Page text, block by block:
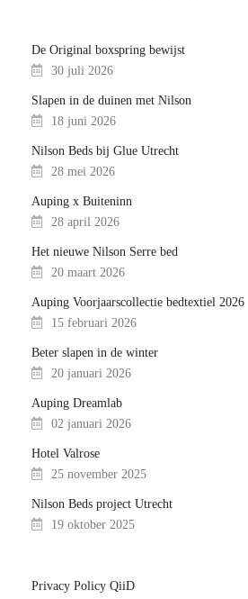
De Original boxspring bewijst
30 juli 2026
Slapen in de duinen met Nilson
18 juni 2026
Nilson Beds bij Glue Utrecht
28 mei 2026
Auping x Buiteninn
28 april 2026
Het nieuwe Nilson Serre bed
20 maart 2026
Auping Voorjaarscollectie bedtextiel 2026
15 februari 2026
Beter slapen in de winter
20 januari 2026
Auping Dreamlab
02 januari 2026
Hotel Valrose
25 november 2025
Nilson Beds project Utrecht
19 oktober 2025
Privacy Policy QiiD